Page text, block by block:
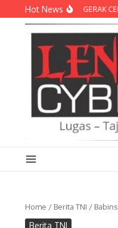
Lewati ke konten
Hot News
BRIGIF TP 31/PS GERAK CEPAT
Home / Berita TNI /
Berita TNI